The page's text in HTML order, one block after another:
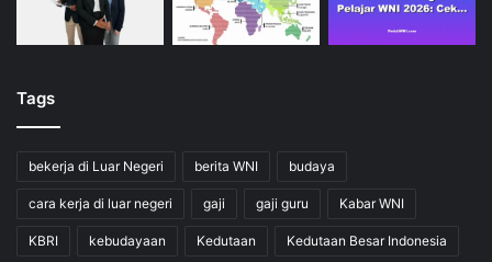
Tags
bekerja di Luar Negeri berita WNI budaya
cara kerja di luar negeri gaji gaji guru Kabar WNI
KBRI kebudayaan Kedutaan Kedutaan Besar Indonesia